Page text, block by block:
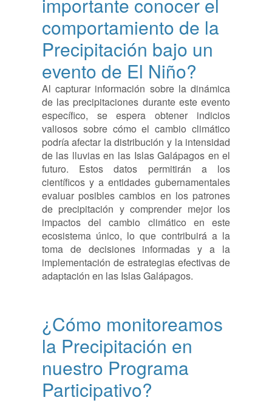
comportamiento de la
Precipitación bajo un
evento de El Niño?
Al capturar información sobre la dinámica
de las precipitaciones durante este evento
específico, se espera obtener indicios
valiosos sobre cómo el cambio climático
podría afectar la distribución y la intensidad
de las lluvias en las Islas Galápagos en el
futuro. Estos datos permitirán a los
científicos y a entidades gubernamentales
evaluar posibles cambios en los patrones
de precipitación y comprender mejor los
impactos del cambio climático en este
ecosistema único, lo que contribuirá a la
toma de decisiones informadas y a la
implementación de estrategias efectivas de
adaptación en las Islas Galápagos.
¿Cómo monitoreamos
la Precipitación en
nuestro Programa
Participativo?